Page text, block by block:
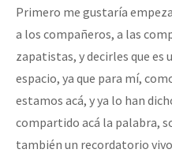
Primero me gustaría
a los compañeros, a las
zapatistas, y decirles que
espacio, ya que para mí,
estamos acá, y ya lo han
compartido acá la palabra,
también un recordatorio